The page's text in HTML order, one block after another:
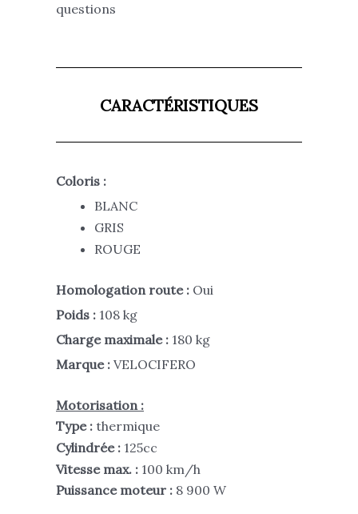
questions
CARACTÉRISTIQUES
Coloris :
BLANC
GRIS
ROUGE
Homologation route : Oui
Poids : 108 kg
Charge maximale : 180 kg
Marque : VELOCIFERO
Motorisation :
Type : thermique
Cylindrée : 125cc
Vitesse max. : 100 km/h
Puissance moteur : 8 900 W